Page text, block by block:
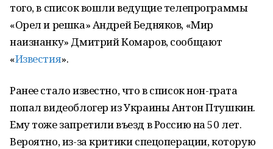
того, в список вошли ведущие телепрограммы
«Орел и решка» Андрей Бедняков, «Мир
наизнанку» Дмитрий Комаров, сообщают
«Известия».
Ранее стало известно, что в список нон-грата
попал видеоблогер из Украины Антон Птушкин.
Ему тоже запретили въезд в Россию на 50 лет.
Вероятно, из-за критики спецоперации, которую